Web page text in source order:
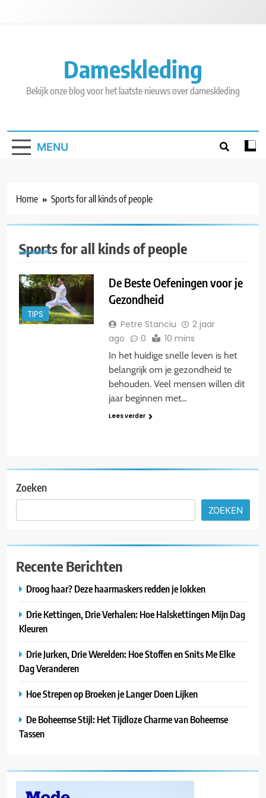
Dameskleding
Bekijk onze blog voor het laatste nieuws over dameskleding
MENU
Home Sports for all kinds of people
Sports for all kinds of people
TIPS
De Beste Oefeningen voor je
Gezondheid
Petre Stanciu
2 jaar
ago
0 10 mins
In het huidige snelle leven is het
belangrijk om je gezondheid te
behouden. Veel mensen willen dit
jaar beginnen met…
Lees verder
Zoeken
ZOEKEN
Recente Berichten
Droog haar? Deze haarmaskers redden je lokken
Drie Kettingen, Drie Verhalen: Hoe Halskettingen Mijn Dag
Kleuren
Drie Jurken, Drie Werelden: Hoe Stoffen en Snits Me Elke
Dag Veranderen
Hoe Strepen op Broeken je Langer Doen Lijken
De Boheemse Stijl: Het Tijdloze Charme van Boheemse
Tassen